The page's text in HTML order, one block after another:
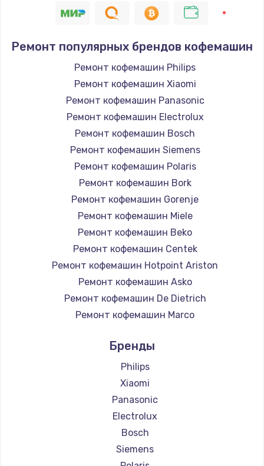
Ремонт популярных брендов кофемашин
Ремонт кофемашин Philips
Ремонт кофемашин Xiaomi
Ремонт кофемашин Panasonic
Ремонт кофемашин Electrolux
Ремонт кофемашин Bosch
Ремонт кофемашин Siemens
Ремонт кофемашин Polaris
Ремонт кофемашин Bork
Ремонт кофемашин Gorenje
Ремонт кофемашин Miele
Ремонт кофемашин Beko
Ремонт кофемашин Centek
Ремонт кофемашин Hotpoint Ariston
Ремонт кофемашин Asko
Ремонт кофемашин De Dietrich
Ремонт кофемашин Marco
Ремонт кофемашин Jura
Ремонт кофемашин Olympia
Ремонт кофемашин Saeco
Ремонт кофемашин La Cimbali
Ремонт кофемашин WMF
Ремонт кофемашин Yamaguchi
Ремонт кофемашин Nivona
Ремонт кофемашин Astoria
Бренды
Philips
Xiaomi
Panasonic
Electrolux
Bosch
Siemens